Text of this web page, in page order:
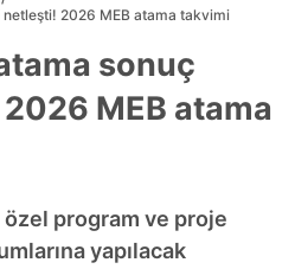
2026 MEB atama takvimi
sonuç
MEB atama
özel program ve proje
yapılacak